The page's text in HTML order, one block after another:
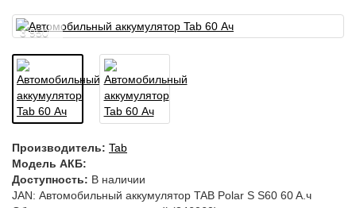
3 950
Производитель: Tab
Модель АКБ:
Доступность: В наличии
JAN: Автомобильный аккумулятор TAB Polar S S60 60 A.ч